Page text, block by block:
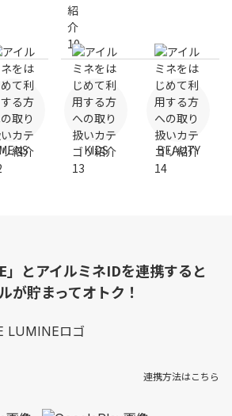
KIDS BEAUTY
」とアイルミネIDを連携すると
が貯まってオトク！
連携方法はこちら